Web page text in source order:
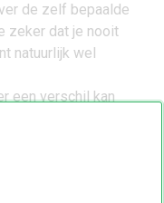
de zelf bepaalde
zeker dat je nooit
natuurlijk wel
een verschil kan
om te zien hoeveel